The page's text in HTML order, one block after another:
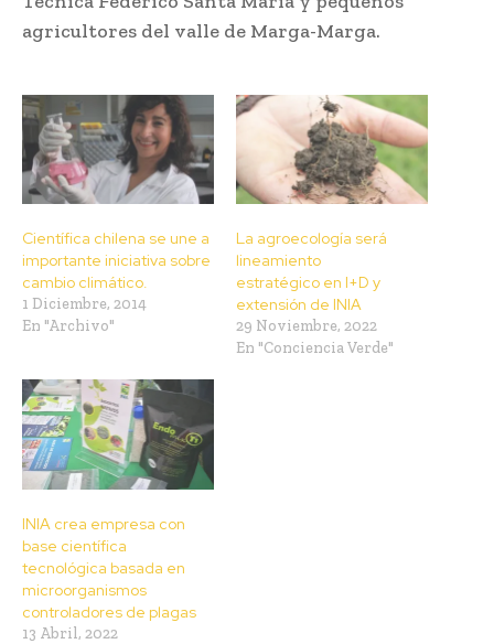
agricultores del valle de Marga-Marga.
Científica chilena se une a
importante iniciativa sobre
cambio climático.
1 Diciembre, 2014
En "Archivo"
La agroecología será
lineamiento
estratégico en I+D y
extensión de INIA
29 Noviembre, 2022
En "Conciencia Verde"
INIA crea empresa con
base científica
tecnológica basada en
microorganismos
controladores de plagas
13 Abril, 2022